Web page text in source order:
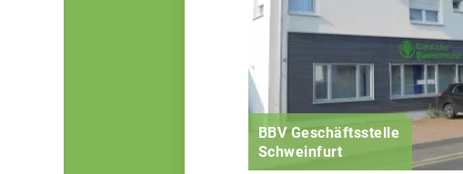
BBV Geschäftsstelle
Schweinfurt